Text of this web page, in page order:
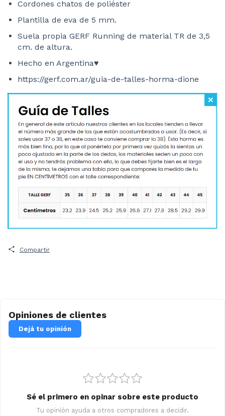
Cordones chatos de poliéster
Plantilla de eva de 5 mm.
Suela propia GERF Running de material TR de 3,5
cm. de altura.
Hecho en Argentina♥
https://gerf.com.ar/guia-de-talles-horma-dione
Compartir
Opiniones de clientes
Dejá tu opinión
Sé el primero en opinar sobre este producto
Tu opinión ayuda a otros compradores a decidir.